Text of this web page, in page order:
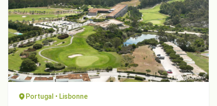
Portugal • Lisbonne